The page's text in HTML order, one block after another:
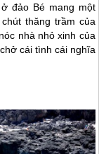
đảo Bé mang một
thăng trầm của
nhà nhỏ xinh của
cái tình cái nghĩa